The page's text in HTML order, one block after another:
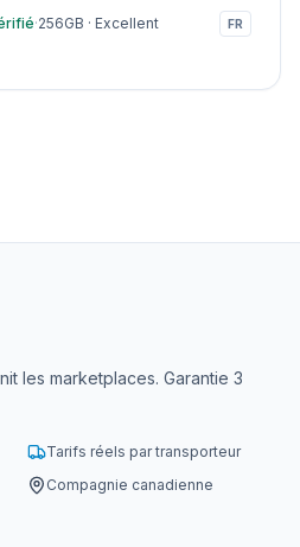
·256GB · Excellent FR
les marketplaces. Garantie 3
Tarifs réels par transporteur
Compagnie canadienne